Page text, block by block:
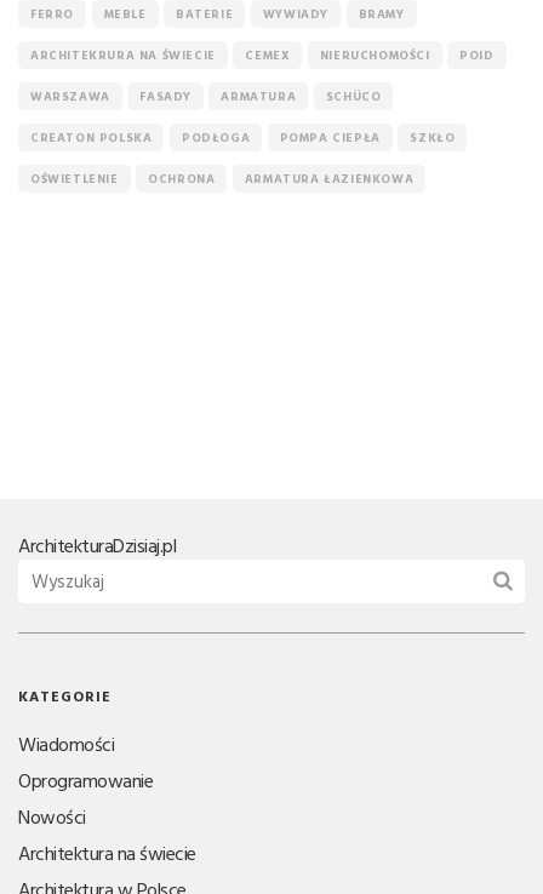
FERRO MEBLE BATERIE WYWIADY BRAMY
ARCHITEKRURA NA ŚWIECIE CEMEX NIERUCHOMOŚCI POID
WARSZAWA FASADY ARMATURA SCHÜCO
CREATON POLSKA PODŁOGA POMPA CIEPŁA SZKŁO
OŚWIETLENIE OCHRONA ARMATURA ŁAZIENKOWA
ArchitekturaDzisiaj.pl
KATEGORIE
Wiadomości
Oprogramowanie
Nowości
Architektura na świecie